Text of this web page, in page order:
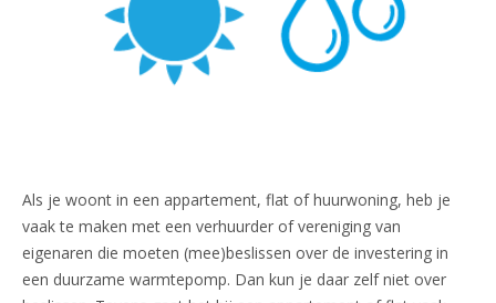
Als je woont in een appartement, flat of huurwoning, heb je
vaak te maken met een verhuurder of vereniging van
eigenaren die moeten (mee)beslissen over de investering in
een duurzame warmtepomp. Dan kun je daar zelf niet over